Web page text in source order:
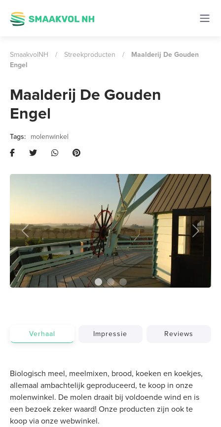
SmaakvolNH / Streekproducten /
Maalderij De Gouden
Engel
Maalderij De Gouden
Engel
molenwinkel
Previous Next
Verhaal Impressie Reviews
Biologisch meel, meelmixen, brood, koeken en koekjes,
allemaal ambachtelijk geproduceerd, te koop in onze
molenwinkel. De molen draait bij voldoende wind en is
een bezoek zeker waard! Onze producten zijn ook te
koop via onze webwinkel.